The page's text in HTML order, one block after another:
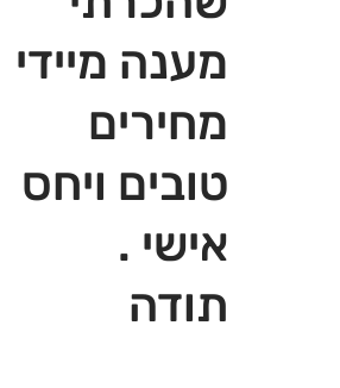
מענה מיידי
מחירים
טובים ויחס
אישי .
תודה